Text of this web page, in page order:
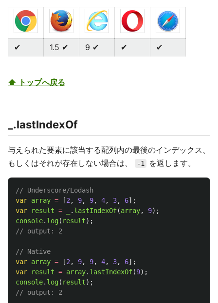
✔ 1.5 ✔ 9 ✔ ✔ ✔
⬆ トップへ戻る
_.lastIndexOf
与えられた要素に該当する配列内の最後のインデックス、
もしくはそれが存在しない場合は、
-1 を返します。
// Underscore/Lodash
var array = [2 , 9, 9, 4, 3, 6];
var
result = . lastIndexOf(array, 9);
console. log( result);
// output: 2
// Native
var array = [2 , 9, 9, 4, 3, 6];
var
result = array. lastIndexOf(9);
console. log( result);
// output: 2